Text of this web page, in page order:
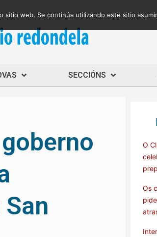
SECCIÓNS
O
Os
sitio web. Se continúa utilizando este sitio